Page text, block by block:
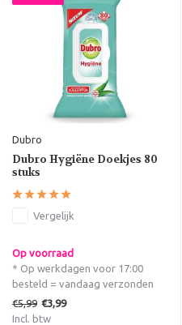
Dubro
Dubro Hygiëne Doekjes 80
stuks
Vergelijk
Op voorraad
* Op werkdagen voor 17:00
besteld = vandaag verzonden
€5,99 €3,99
Incl. btw